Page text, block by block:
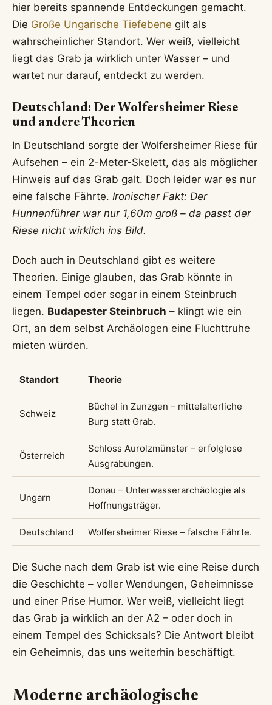
hier bereits spannende Entdeckungen gemacht.
Die Große Ungarische Tiefebene gilt als
wahrscheinlicher Standort. Wer weiß, vielleicht
liegt das Grab ja wirklich unter Wasser – und
wartet nur darauf, entdeckt zu werden.
Deutschland: Der Wolfersheimer Riese
und andere Theorien
In Deutschland sorgte der Wolfersheimer Riese für
Aufsehen – ein 2-Meter-Skelett, das als möglicher
Hinweis auf das Grab galt. Doch leider war es nur
eine falsche Fährte. Ironischer Fakt: Der
Hunnenführer war nur 1,60m groß – da passt der
Riese nicht wirklich ins Bild.
Doch auch in Deutschland gibt es weitere
Theorien. Einige glauben, das Grab könnte in
einem Tempel oder sogar in einem Steinbruch
liegen. Budapester Steinbruch – klingt wie ein
Ort, an dem selbst Archäologen eine Fluchttruhe
mieten würden.
Standort Theorie
Schweiz
Büchel in Zunzgen – mittelalterliche
Burg statt Grab.
Österreich
Schloss Aurolzmünster – erfolglose
Ausgrabungen.
Ungarn
Donau – Unterwasserarchäologie als
Hoffnungsträger.
Deutschland Wolfersheimer Riese – falsche Fährte.
Die Suche nach dem Grab ist wie eine Reise durch
die Geschichte – voller Wendungen, Geheimnisse
und einer Prise Humor. Wer weiß, vielleicht liegt
das Grab ja wirklich an der A2 – oder doch in
einem Tempel des Schicksals? Die Antwort bleibt
ein Geheimnis, das uns weiterhin beschäftigt.
Moderne archäologische